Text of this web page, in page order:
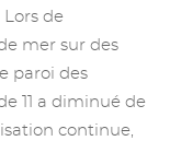
de
mer sur des
paroi des
11 a diminué de
continue,